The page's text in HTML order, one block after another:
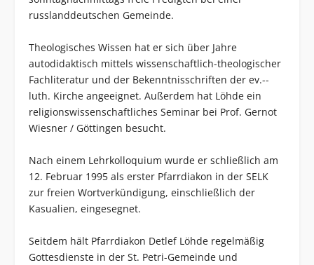
russlanddeutschen Gemeinde.
Theologisches Wissen hat er sich über Jahre
autodidaktisch mittels wissenschaftlich-theologischer
Fachliteratur und der Bekenntnisschriften der ev.--
luth. Kirche angeeignet. Außerdem hat Löhde ein
religionswissenschaftliches Seminar bei Prof. Gernot
Wiesner / Göttingen besucht.
Nach einem Lehrkolloquium wurde er schließlich am
12. Februar 1995 als erster Pfarrdiakon in der SELK
zur freien Wortverkündigung, einschließlich der
Kasualien, eingesegnet.
Seitdem hält Pfarrdiakon Detlef Löhde regelmäßig
Gottesdienste in der St. Petri-Gemeinde und